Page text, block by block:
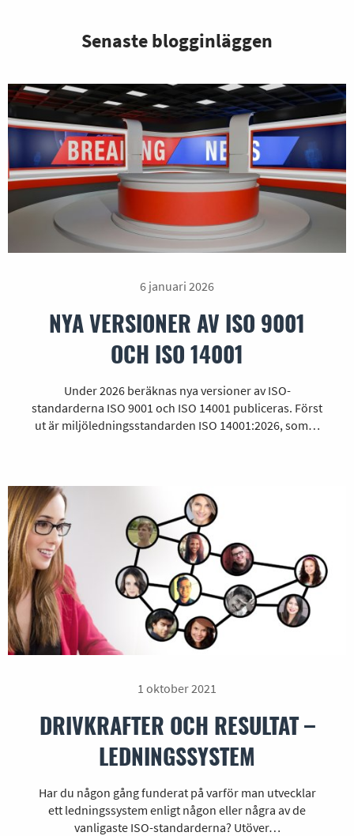
Senaste blogginläggen
6 januari 2026
NYA VERSIONER AV ISO 9001
OCH ISO 14001
Under 2026 beräknas nya versioner av ISO-
standarderna ISO 9001 och ISO 14001 publiceras. Först
ut är miljöledningsstandarden ISO 14001:2026, som…
1 oktober 2021
DRIVKRAFTER OCH RESULTAT –
LEDNINGSSYSTEM
Har du någon gång funderat på varför man utvecklar
ett ledningssystem enligt någon eller några av de
vanligaste ISO-standarderna? Utöver…